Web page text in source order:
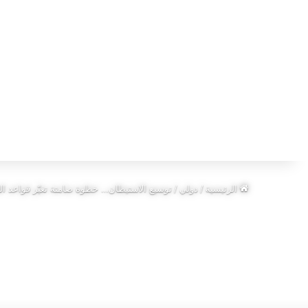
الرئيسية/دولي / توسيع الاستيطان… خطوة صامتة تغيّر قواعد